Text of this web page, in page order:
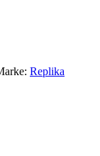
Replika